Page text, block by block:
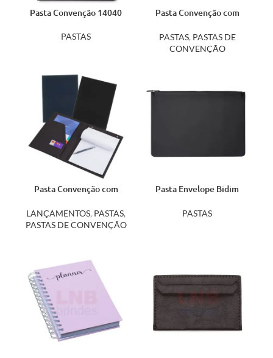
Pasta Convenção 14040
PASTAS
Pasta Convenção com
PASTAS, PASTAS DE
CONVENÇÃO
Pasta Convenção com
LANÇAMENTOS, PASTAS,
PASTAS DE CONVENÇÃO
Pasta Envelope Bidim
PASTAS